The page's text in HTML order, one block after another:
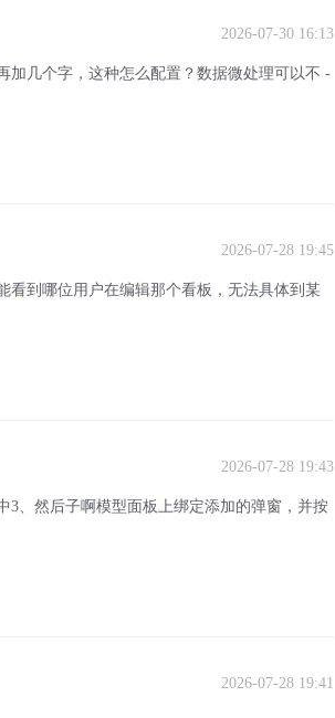
2026-07-30 16:13
加几个字，这种怎么配置？数据微处理可以不 -
2026-07-28 19:45
看到哪位用户在编辑那个看板，无法具体到某
2026-07-28 19:43
3、然后子啊模型面板上绑定添加的弹窗，并按
2026-07-28 19:41